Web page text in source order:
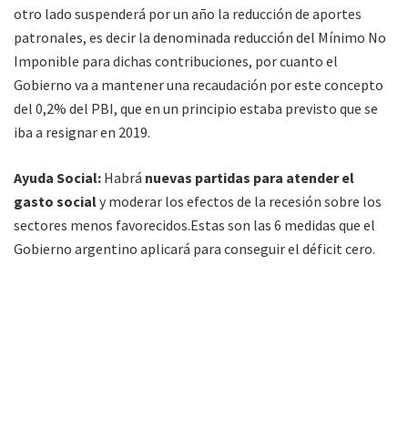
otro lado suspenderá por un año la reducción de aportes
patronales, es decir la denominada reducción del Mínimo No
Imponible para dichas contribuciones, por cuanto el
Gobierno va a mantener una recaudación por este concepto
del 0,2% del PBI, que en un principio estaba previsto que se
iba a resignar en 2019.
Ayuda Social: Habrá nuevas partidas para atender el
gasto socialy moderar los efectos de la recesión sobre los
sectores menos favorecidos.Estas son las 6 medidas que el
Gobierno argentino aplicará para conseguir el déficit cero.